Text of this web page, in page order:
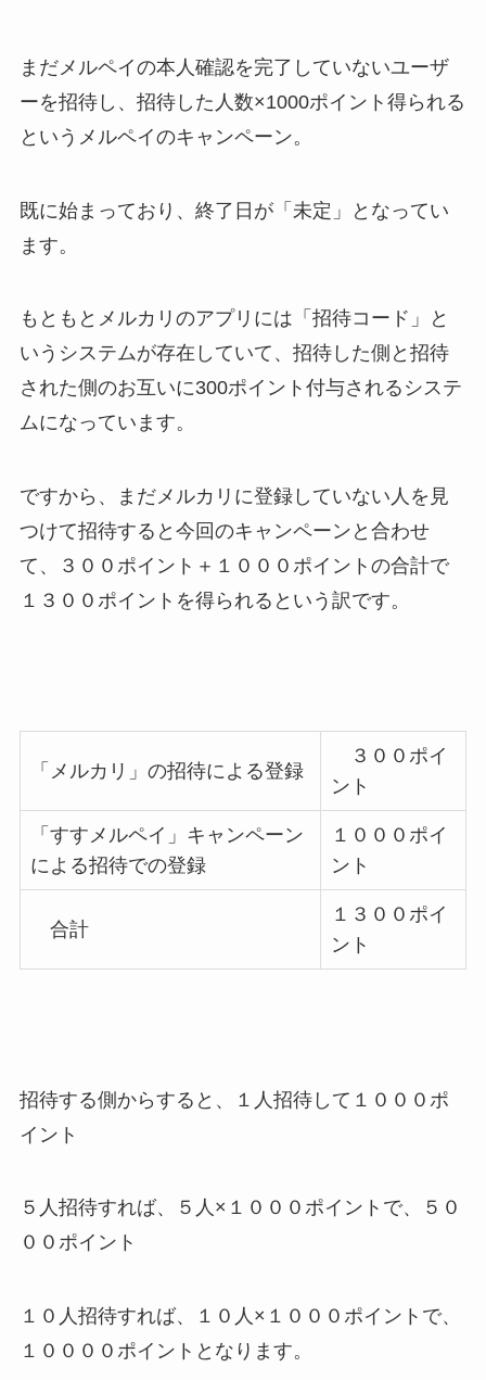
まだメルペイの本人確認を完了していないユーザ
ーを招待し、招待した人数×1000ポイント得られる
というメルペイのキャンペーン。
既に始まっており、終了日が「未定」となってい
ます。
もともとメルカリのアプリには「招待コード」と
いうシステムが存在していて、招待した側と招待
された側のお互いに300ポイント付与されるシステ
ムになっています。
ですから、まだメルカリに登録していない人を見
つけて招待すると今回のキャンペーンと合わせ
て、３００ポイント＋１０００ポイントの合計で
１３００ポイントを得られるという訳です。
「メルカリ」の招待による登録
３００ポイ
ント
「すすメルペイ」キャンペーン
による招待での登録
１０００ポイ
ント
合計
１３００ポイ
ント
招待する側からすると、１人招待して１０００ポ
イント
５人招待すれば、５人×１０００ポイントで、５０
００ポイント
１０人招待すれば、１０人×１０００ポイントで、
１００００ポイントとなります。